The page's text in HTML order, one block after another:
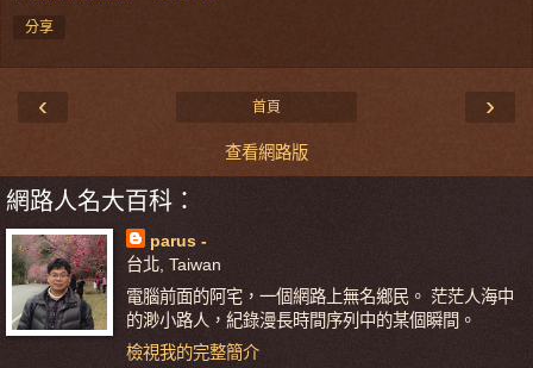
分享
‹ ›
首頁
查看網路版
網路人名大百科：
parus -
台北, Taiwan
電腦前面的阿宅，一個網路上無名鄉民。 茫茫人海中
的渺小路人，紀錄漫長時間序列中的某個瞬間。
檢視我的完整簡介